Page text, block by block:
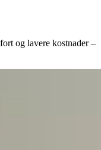
og lavere kostnader –